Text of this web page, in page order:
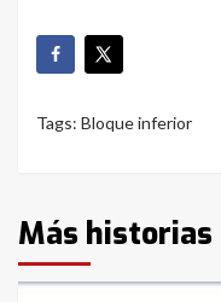
Tags: Bloque inferior
Más historias